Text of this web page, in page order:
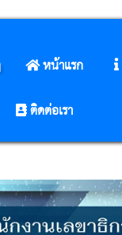
หน้าแรก
ติดต่อเรา